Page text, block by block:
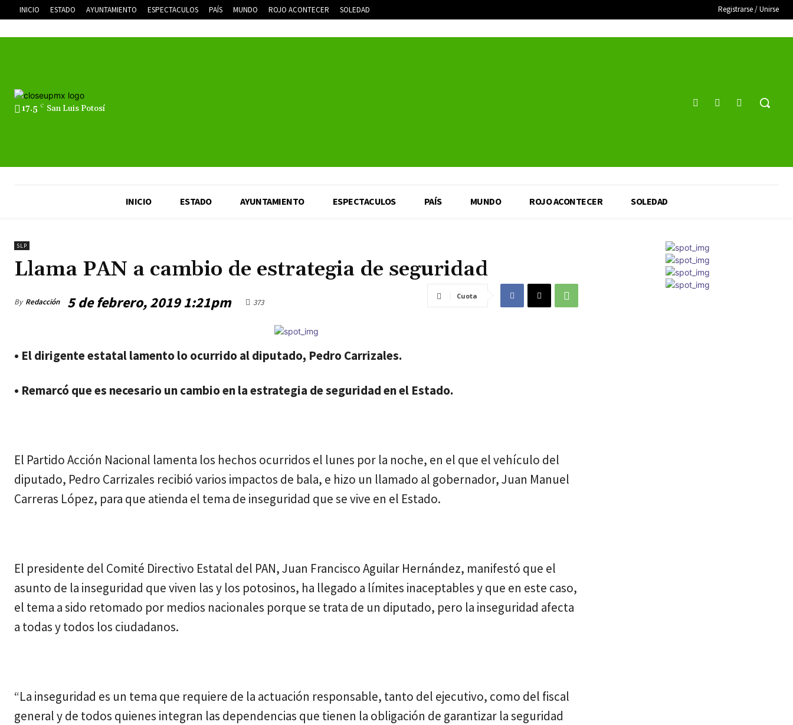
INICIO ESTADO AYUNTAMIENTO ESPECTACULOS PAÍS MUNDO ROJO ACONTECER SOLEDAD Registrarse / Unirse
17.5 C San Luis Potosí
INICIO ESTADO AYUNTAMIENTO ESPECTACULOS PAÍS MUNDO ROJO ACONTECER SOLEDAD
SLP
Llama PAN a cambio de estrategia de seguridad
By Redacción 5 de febrero, 2019 1:21pm 373
Cuota
• El dirigente estatal lamento lo ocurrido al diputado, Pedro Carrizales.
• Remarcó que es necesario un cambio en la estrategia de seguridad en el Estado.
El Partido Acción Nacional lamenta los hechos ocurridos el lunes por la noche, en el que el vehículo del
diputado, Pedro Carrizales recibió varios impactos de bala, e hizo un llamado al gobernador, Juan Manuel
Carreras López, para que atienda el tema de inseguridad que se vive en el Estado.
El presidente del Comité Directivo Estatal del PAN, Juan Francisco Aguilar Hernández, manifestó que el
asunto de la inseguridad que viven las y los potosinos, ha llegado a límites inaceptables y que en este caso,
el tema a sido retomado por medios nacionales porque se trata de un diputado, pero la inseguridad afecta
a todas y todos los ciudadanos.
“La inseguridad es un tema que requiere de la actuación responsable, tanto del ejecutivo, como del fiscal
general y de todos quienes integran las dependencias que tienen la obligación de garantizar la seguridad